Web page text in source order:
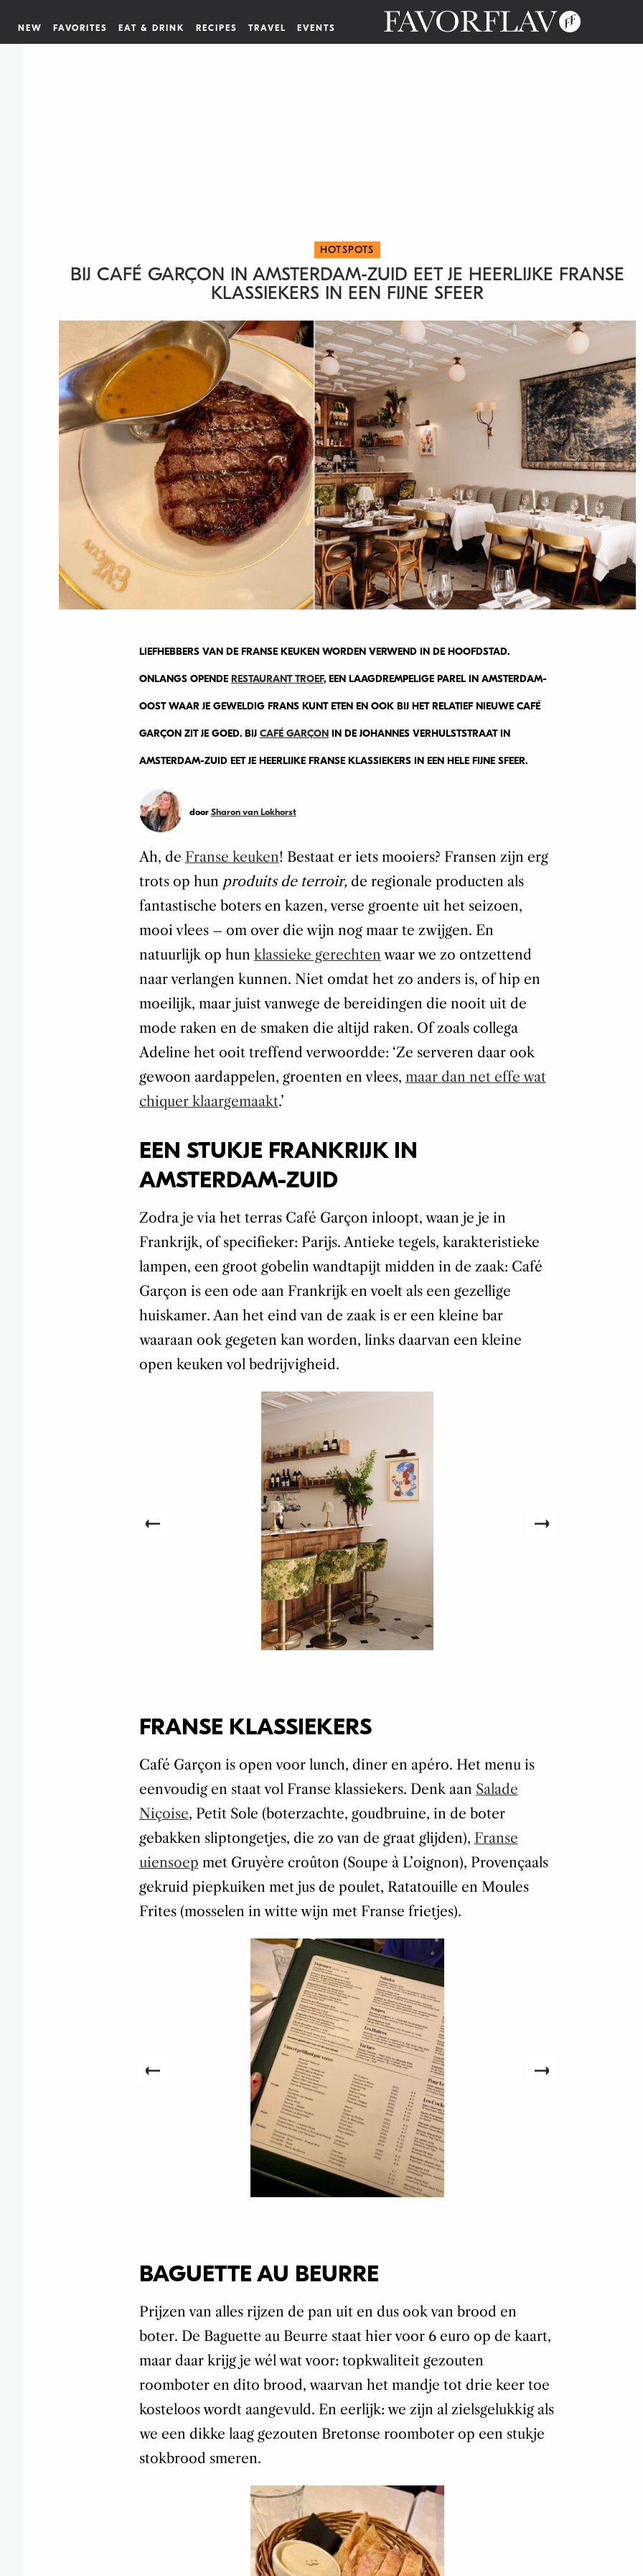
NEW FAVORITES EAT & DRINK RECIPES TRAVEL EVENTS
HOTSPOTS
BIJ CAFÉ GARÇON IN AMSTERDAM-ZUID EET JE HEERLIJKE FRANSE
KLASSIEKERS IN EEN FIJNE SFEER
LIEFHEBBERS VAN DE FRANSE KEUKEN WORDEN VERWEND IN DE HOOFDSTAD.
ONLANGS OPENDE RESTAURANT TROEF, EEN LAAGDREMPELIGE PAREL IN AMSTERDAM-
OOST WAAR JE GEWELDIG FRANS KUNT ETEN EN OOK BIJ HET RELATIEF NIEUWE CAFÉ
GARÇON ZIT JE GOED. BIJ CAFÉ GARÇONIN DE JOHANNES VERHULSTSTRAAT IN
AMSTERDAM-ZUID EET JE HEERLIJKE FRANSE KLASSIEKERS IN EEN HELE FIJNE SFEER.
door Sharon van Lokhorst
Ah, de Franse keuken! Bestaat er iets mooiers? Fransen zijn erg
trots op hun produits de terroir, de regionale producten als
fantastische boters en kazen, verse groente uit het seizoen,
mooi vlees – om over die wijn nog maar te zwijgen. En
natuurlijk op hun klassieke gerechten waar we zo ontzettend
naar verlangen kunnen. Niet omdat het zo anders is, of hip en
moeilijk, maar juist vanwege de bereidingen die nooit uit de
mode raken en de smaken die altijd raken. Of zoals collega
Adeline het ooit treffend verwoordde: ‘Ze serveren daar ook
gewoon aardappelen, groenten en vlees, maar dan net effe wat
chiquer klaargemaakt.’
EEN STUKJE FRANKRIJK IN
AMSTERDAM-ZUID
Zodra je via het terras Café Garçon inloopt, waan je je in
Frankrijk, of specifieker: Parijs. Antieke tegels, karakteristieke
lampen, een groot gobelin wandtapijt midden in de zaak: Café
Garçon is een ode aan Frankrijk en voelt als een gezellige
huiskamer. Aan het eind van de zaak is er een kleine bar
waaraan ook gegeten kan worden, links daarvan een kleine
open keuken vol bedrijvigheid.
FRANSE KLASSIEKERS
Café Garçon is open voor lunch, diner en apéro. Het menu is
eenvoudig en staat vol Franse klassiekers. Denk aan Salade
Niçoise, Petit Sole (boterzachte, goudbruine, in de boter
gebakken sliptongetjes, die zo van de graat glijden), Franse
uiensoep met Gruyère croûton (Soupe à L’oignon), Provençaals
gekruid piepkuiken met jus de poulet, Ratatouille en Moules
Frites (mosselen in witte wijn met Franse frietjes).
BAGUETTE AU BEURRE
Prijzen van alles rijzen de pan uit en dus ook van brood en
boter. De Baguette au Beurre staat hier voor 6 euro op de kaart,
maar daar krijg je wél wat voor: topkwaliteit gezouten
roomboter en dito brood, waarvan het mandje tot drie keer toe
kosteloos wordt aangevuld. En eerlijk: we zijn al zielsgelukkig als
we een dikke laag gezouten Bretonse roomboter op een stukje
stokbrood smeren.